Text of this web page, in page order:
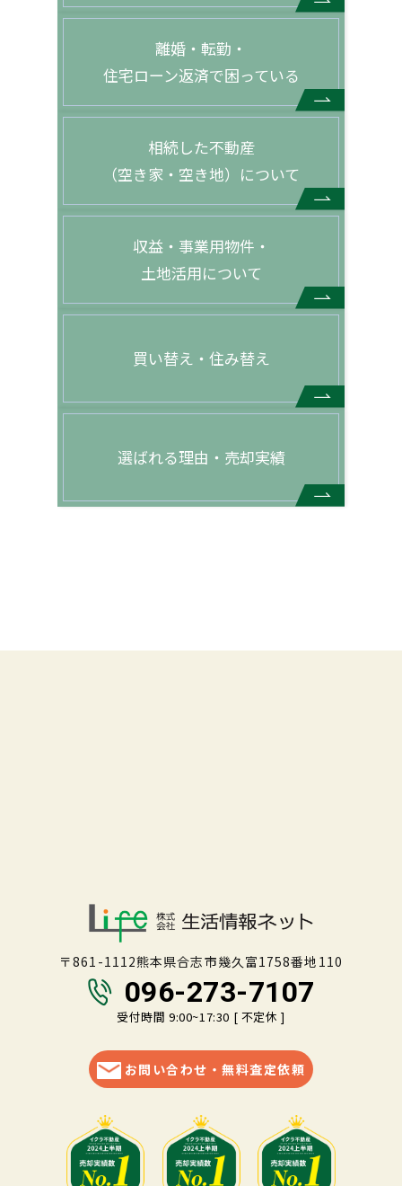
離婚・転勤・
住宅ローン返済で困っている
相続した不動産
（空き家・空き地）について
収益・事業用物件・
土地活用について
買い替え・住み替え
選ばれる理由・売却実績
〒861-1112熊本県合志市幾久富1758番地110
096-273-7107
受付時間 9:00~17:30 [ 不定休 ]
お問い合わせ・無料査定依頼